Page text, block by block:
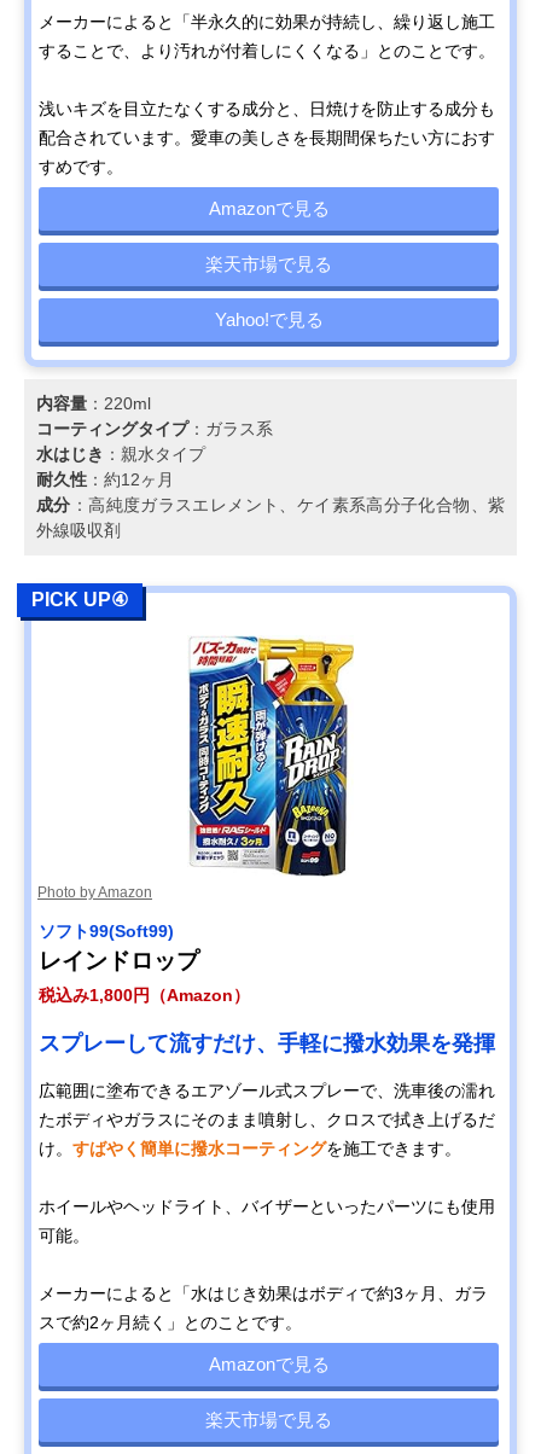
メーカーによると「半永久的に効果が持続し、繰り返し施工
することで、より汚れが付着しにくくなる」とのことです。
浅いキズを目立たなくする成分と、日焼けを防止する成分も
配合されています。愛車の美しさを長期間保ちたい方におす
すめです。
Amazonで見る
楽天市場で見る
Yahoo!で見る
内容量 ：220ml
コーティングタイプ：ガラス系
水はじき ：親水タイプ
耐久性 ：約12ヶ月
成分 ：高純度ガラスエレメント、ケイ素系高分子化合物、紫
外線吸収剤
PICK UP④
Photo by Amazon
ソフト99(Soft99)
レインドロップ
税込み1,800円（Amazon）
スプレーして流すだけ、手軽に撥水効果を発揮
広範囲に塗布できるエアゾール式スプレーで、洗車後の濡れ
たボディやガラスにそのまま噴射し、クロスで拭き上げるだ
け。 すばやく簡単に撥水コーティングを施工できます。
ホイールやヘッドライト、バイザーといったパーツにも使用
可能。
メーカーによると「水はじき効果はボディで約3ヶ月、ガラ
スで約2ヶ月続く」とのことです。
Amazonで見る
楽天市場で見る